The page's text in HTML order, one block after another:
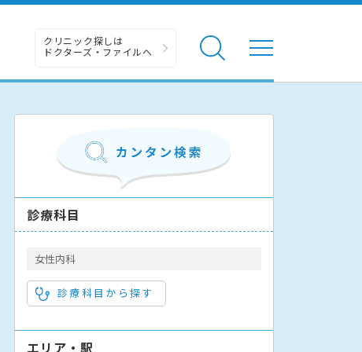
クリニック探しは
ドクターズ・ファイルへ
診療科目
女性内科
診療科目から探す
エリア・駅